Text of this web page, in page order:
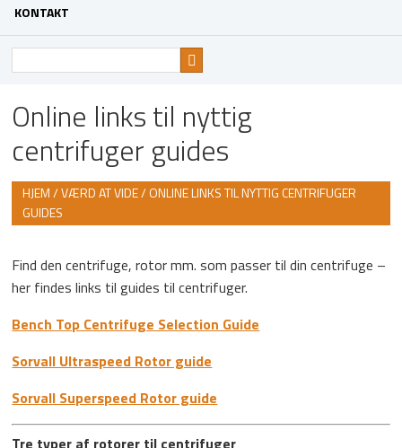
KONTAKT
efter
Online links til nyttig
centrifuger guides
HJEM/VÆRD AT VIDE/ ONLINE LINKS TIL NYTTIG CENTRIFUGER
GUIDES
Find den centrifuge, rotor mm. som passer til din centrifuge –
her findes links til guides til centrifuger.
Bench Top Centrifuge Selection Guide
Sorvall Ultraspeed Rotor guide
Sorvall Superspeed Rotor guide
Tre typer af rotorer til centrifuger